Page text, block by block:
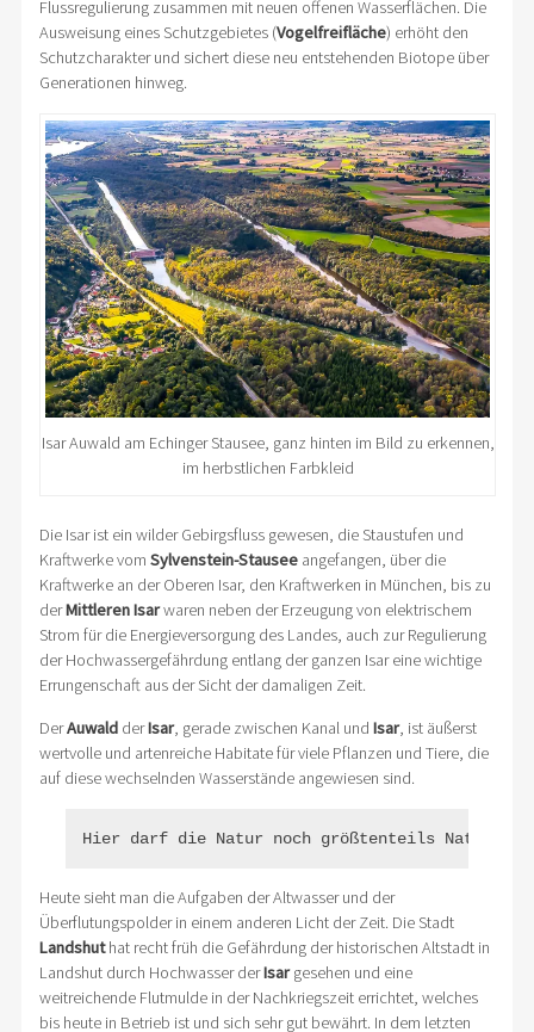
Flussregulierung zusammen mit neuen offenen Wasserflächen. Die
Ausweisung eines Schutzgebietes (Vogelfreifläche) erhöht den
Schutzcharakter und sichert diese neu entstehenden Biotope über
Generationen hinweg.
Isar Auwald am Echinger Stausee, ganz hinten im Bild zu erkennen,
im herbstlichen Farbkleid
Die Isar ist ein wilder Gebirgsfluss gewesen, die Staustufen und
Kraftwerke vom Sylvenstein-Stauseeangefangen, über die
Kraftwerke an der Oberen Isar, den Kraftwerken in München, bis zu
derMittleren Isarwaren neben der Erzeugung von elektrischem
Strom für die Energieversorgung des Landes, auch zur Regulierung
der Hochwassergefährdung entlang der ganzen Isar eine wichtige
Errungenschaft aus der Sicht der damaligen Zeit.
DerAuwaldderIsar, gerade zwischen Kanal und Isar, ist äußerst
wertvolle und artenreiche Habitate für viele Pflanzen und Tiere, die
auf diese wechselnden Wasserstände angewiesen sind.
Hier darf die Natur noch größtenteils Natur
Heute sieht man die Aufgaben der Altwasser und der
Überflutungspolder in einem anderen Licht der Zeit. Die Stadt
Landshuthat recht früh die Gefährdung der historischen Altstadt in
Landshut durch Hochwasser derIsargesehen und eine
weitreichende Flutmulde in der Nachkriegszeit errichtet, welches
bis heute in Betrieb ist und sich sehr gut bewährt. In dem letzten